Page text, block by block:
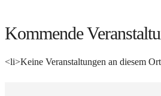
Kommende
<li>Keine Veranstaltungen an diesem